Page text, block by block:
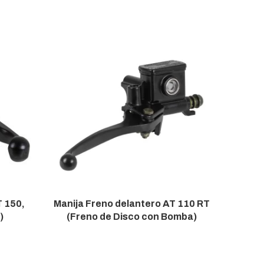
150,
Manija Freno delantero AT 110 RT
(Freno de Disco con Bomba)